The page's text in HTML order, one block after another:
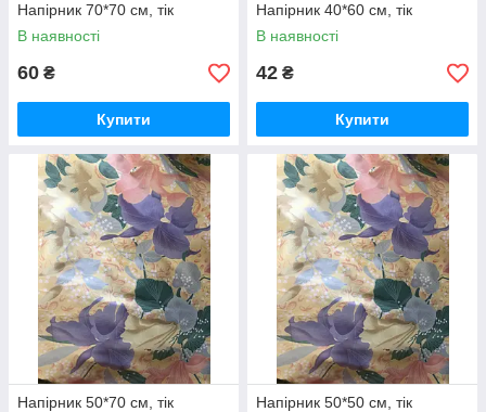
Напірник 70*70 см, тік
В наявності
60 ₴
Купити
Напірник 40*60 см, тік
В наявності
42 ₴
Купити
Напірник 50*70 см, тік
Напірник 50*50 см, тік